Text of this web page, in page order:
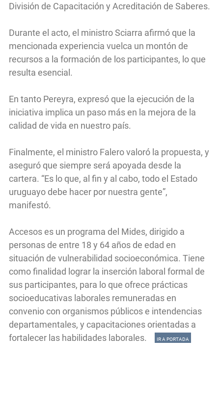
División de Capacitación y Acreditación de Saberes.
Durante el acto, el ministro Sciarra afirmó que la
mencionada experiencia vuelca un montón de
recursos a la formación de los participantes, lo que
resulta esencial.
En tanto Pereyra, expresó que la ejecución de la
iniciativa implica un paso más en la mejora de la
calidad de vida en nuestro país.
Finalmente, el ministro Falero valoró la propuesta, y
aseguró que siempre será apoyada desde la
cartera. “Es lo que, al fin y al cabo, todo el Estado
uruguayo debe hacer por nuestra gente”,
manifestó.
Accesos es un programa del Mides, dirigido a
personas de entre 18 y 64 años de edad en
situación de vulnerabilidad socioeconómica. Tiene
como finalidad lograr la inserción laboral formal de
sus participantes, para lo que ofrece prácticas
socioeducativas laborales remuneradas en
convenio con organismos públicos e intendencias
departamentales, y capacitaciones orientadas a
fortalecer las habilidades laborales.
IR A PORTADA